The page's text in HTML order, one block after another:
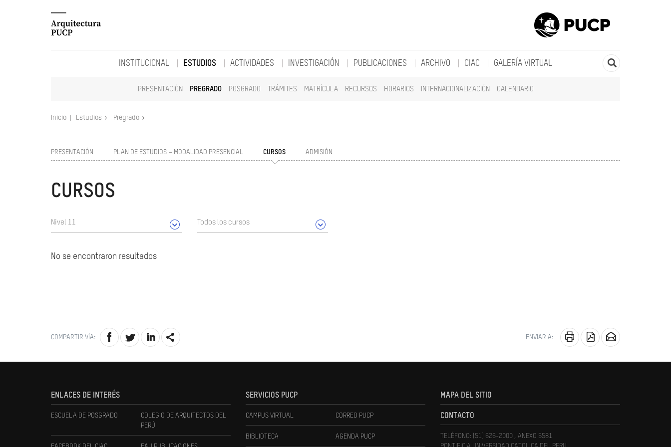
INSTITUCIONAL ESTUDIOS
PRESENTACIÓN PREGRADO POSGRADO TRÁMITES MATRÍCULA RECURSOS HORARIOS INTERNACIONALIZACIÓN CALENDARIO
ACTIVIDADES INVESTIGACIÓN PUBLICACIONES ARCHIVO CIAC GALERÍA VIRTUAL
Inicio Estudios Pregrado
PRESENTACIÓN PLAN DE ESTUDIOS – MODALIDAD PRESENCIAL CURSOS ADMISIÓN
CURSOS
Nivel 11 Todos los cursos
No se encontraron resultados
COMPARTIR VÍA: ENVIAR A:
ENLACES DE INTERÉS
ESCUELA DE POSGRADO
COLEGIO DE ARQUITECTOS DEL
PERÚ
SERVICIOS PUCP
CAMPUS VIRTUAL CORREO PUCP
BIBLIOTECA AGENDA PUCP
MAPA DEL SITIO
CONTACTO
TELÉFONO: (51) 626-2000 , ANEXO 5581